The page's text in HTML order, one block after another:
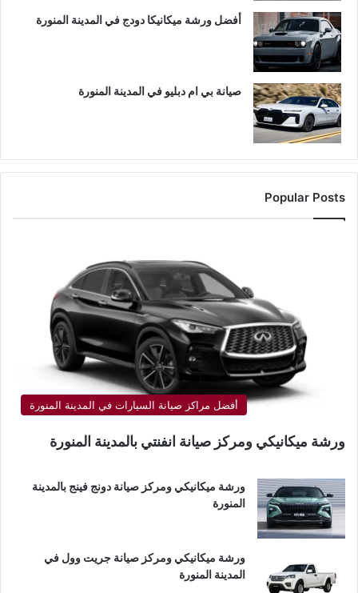
أفضل ورشة ميكانيكا دودج في المدينة المنورة
صيانة بي ام دبليو في المدينة المنورة
Popular Posts
أفضل مراكز صيانة السيارات في المدينة المنورة
ورشة ميكانيكي ومركز صيانة انفنتي بالمدينة المنورة
ورشة ميكانيكي ومركز صيانة دونج فينج بالمدينة
المنورة
ورشة ميكانيكي ومركز صيانة جريت وول في
المدينة المنورة